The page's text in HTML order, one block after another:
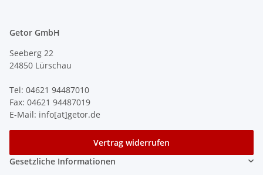
Getor GmbH
Seeberg 22
24850 Lürschau
Tel: 04621 94487010
Fax: 04621 94487019
E-Mail: info[at]getor.de
Vertrag widerrufen
Gesetzliche Informationen